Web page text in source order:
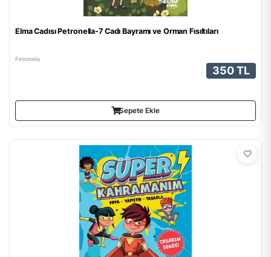
Elma Cadısı Petronella-7 Cadı Bayramı ve Orman Fısıltıları
Petronella
350 TL
Sepete Ekle